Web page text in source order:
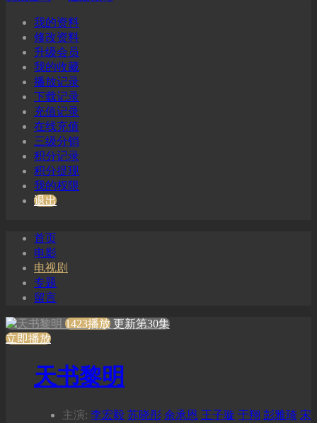
我的资料
修改资料
升级会员
我的收藏
播放记录
下载记录
充值记录
在线充值
三级分销
积分记录
积分提现
我的权限
退出
首页
电影
电视剧
专题
留言
1423播放 更新第30集
立即播放
天书黎明
主演: 李宏毅 苏晓彤 余承恩 王子璇 于翔 彭雅琦 宋